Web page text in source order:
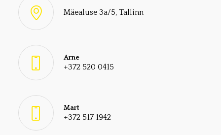
Mäealuse 3a/5, Tallinn
Arne
+372 520 0415
Mart
+372 517 1942